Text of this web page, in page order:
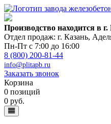
Производство находится в
Отдел продаж: г. Казань,
Пн-Пт с 7:00 до 16:00
8 (800) 200-81-44
info@plitapb.ru
Заказать звонок
Корзина
0 позиций
0 руб.